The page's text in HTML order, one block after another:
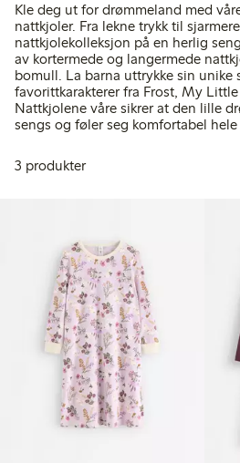
Kle deg ut for drømmeland med
nattkjoler. Fra lekne trykk til
nattkjolekolleksjon på en herlig
av kortermede og langermede
bomull. La barna uttrykke sin unike
favorittkarakterer fra Frost, My
Nattkjolene våre sikrer at den lille
sengs og føler seg komfortabel
3 produkter